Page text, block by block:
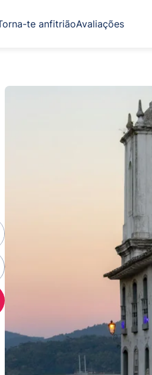
te anfitriãoAvaliações